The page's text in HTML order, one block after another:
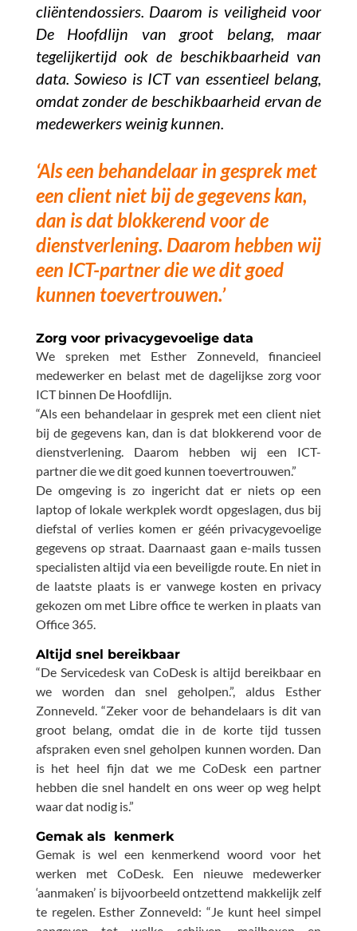
cliëntendossiers. Daarom is veiligheid voor
De Hoofdlijn van groot belang, maar
tegelijkertijd ook de beschikbaarheid van
data. Sowieso is ICT van essentieel belang,
omdat zonder de beschikbaarheid ervan de
medewerkers weinig kunnen.
‘Als een behandelaar in gesprek met
een client niet bij de gegevens kan,
dan is dat blokkerend voor de
dienstverlening. Daarom hebben wij
een ICT-partner die we dit goed
kunnen toevertrouwen.’
Zorg voor privacygevoelige data
We spreken met Esther Zonneveld, financieel
medewerker en belast met de dagelijkse zorg voor
ICT binnen De Hoofdlijn.
“Als een behandelaar in gesprek met een client niet
bij de gegevens kan, dan is dat blokkerend voor de
dienstverlening. Daarom hebben wij een ICT-
partner die we dit goed kunnen toevertrouwen.”
De omgeving is zo ingericht dat er niets op een
laptop of lokale werkplek wordt opgeslagen, dus bij
diefstal of verlies komen er géén privacygevoelige
gegevens op straat. Daarnaast gaan e-mails tussen
specialisten altijd via een beveiligde route. En niet in
de laatste plaats is er vanwege kosten en privacy
gekozen om met Libre office te werken in plaats van
Office 365.
Altijd snel bereikbaar
“De Servicedesk van CoDesk is altijd bereikbaar en
we worden dan snel geholpen.”, aldus Esther
Zonneveld. “Zeker voor de behandelaars is dit van
groot belang, omdat die in de korte tijd tussen
afspraken even snel geholpen kunnen worden. Dan
is het heel fijn dat we me CoDesk een partner
hebben die snel handelt en ons weer op weg helpt
waar dat nodig is.”
Gemak als kenmerk
Gemak is wel een kenmerkend woord voor het
werken met CoDesk. Een nieuwe medewerker
‘aanmaken’ is bijvoorbeeld ontzettend makkelijk zelf
te regelen. Esther Zonneveld: “Je kunt heel simpel